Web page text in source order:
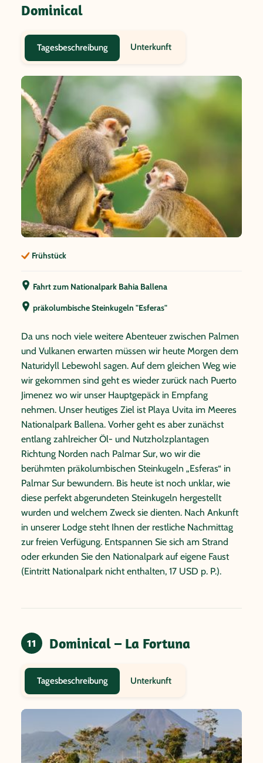
Dominical
Tagesbeschreibung Unterkunft
Frühstück
Fahrt zum Nationalpark Bahia Ballena
präkolumbische Steinkugeln "Esferas"
Da uns noch viele weitere Abenteuer zwischen Palmen
und Vulkanen erwarten müssen wir heute Morgen dem
Naturidyll Lebewohl sagen. Auf dem gleichen Weg wie
wir gekommen sind geht es wieder zurück nach Puerto
Jimenez wo wir unser Hauptgepäck in Empfang
nehmen. Unser heutiges Ziel ist Playa Uvita im Meeres
Nationalpark Ballena. Vorher geht es aber zunächst
entlang zahlreicher Öl- und Nutzholzplantagen
Richtung Norden nach Palmar Sur, wo wir die
berühmten präkolumbischen Steinkugeln „Esferas“ in
Palmar Sur bewundern. Bis heute ist noch unklar, wie
diese perfekt abgerundeten Steinkugeln hergestellt
wurden und welchem Zweck sie dienten. Nach Ankunft
in unserer Lodge steht Ihnen der restliche Nachmittag
zur freien Verfügung. Entspannen Sie sich am Strand
oder erkunden Sie den Nationalpark auf eigene Faust
(Eintritt Nationalpark nicht enthalten, 17 USD p. P.).
11 Dominical – La Fortuna
Tagesbeschreibung Unterkunft